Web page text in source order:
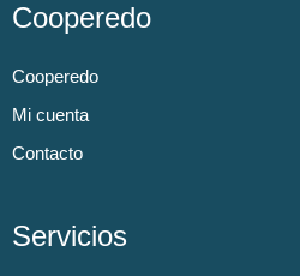
Cooperedo
Cooperedo
Mi cuenta
Contacto
Servicios